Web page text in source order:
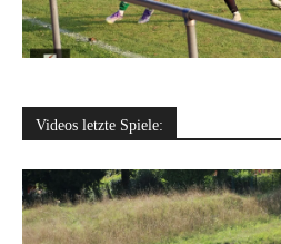
Videos letzte Spiele: